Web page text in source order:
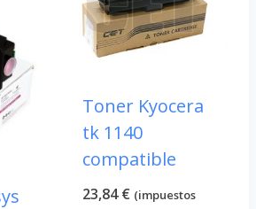
Toner Kyocera
tk 1140
compatible
23,84€ (impuestos